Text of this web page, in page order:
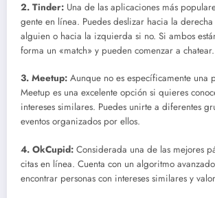
2. Tinder: Una de las aplicaciones más
gente en línea. Puedes deslizar hacia la derecha
alguien o hacia la izquierda si no. Si ambos
forma un «match» y pueden comenzar a chatear.
3. Meetup: Aunque no es específicamente una
Meetup es una excelente opción si quieres
intereses similares. Puedes unirte a diferentes
eventos organizados por ellos.
4. OkCupid: Considerada una de las mejores
citas en línea. Cuenta con un algoritmo
encontrar personas con intereses similares y